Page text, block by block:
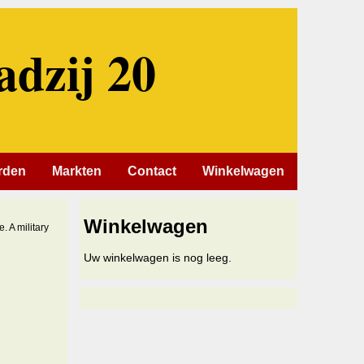
20
Winkelwagen
Contact
Markten
A military Winkelwagen
Uw winkelwagen is nog leeg.